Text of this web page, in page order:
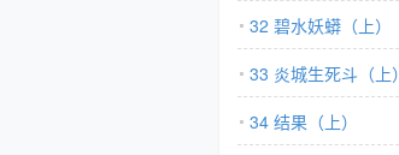
32 碧水妖蟒（上）
33 炎城生死斗（上）
34 结果（上）